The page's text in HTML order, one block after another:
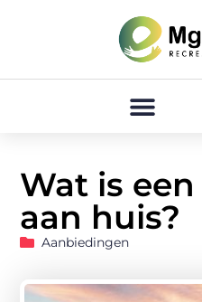
Wat is
aan huis?
Aanbiedingen